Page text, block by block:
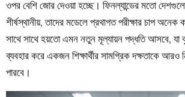
ওপর বেশি জোর দেওয়া হচ্ছে। ফিনল্যান্ডের মতো দেশগুলো,
শীর্ষস্থানীয়, তাদের মডেলে প্রথাগত পরীক্ষার চাপ
সাথে সাথে হয়তো এমন নতুন মূল্যায়ন পদ্ধতি আসবে, যা
ব্যবহার করে একজন শিক্ষার্থীর সামগ্রিক দক্ষতাকে আরও
পারবে।